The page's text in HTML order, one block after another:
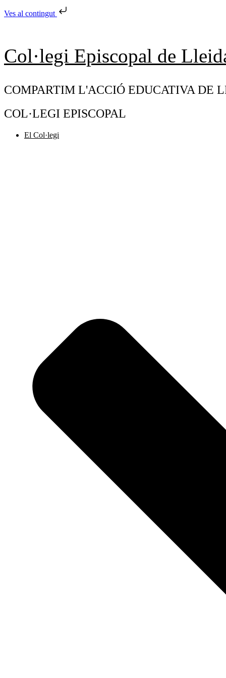
Ves al contingut
Col·legi Episcopal de
COMPARTIM L'ACCIÓ EDUCATIVA DE
COL·LEGI EPISCOPAL
El Col·legi